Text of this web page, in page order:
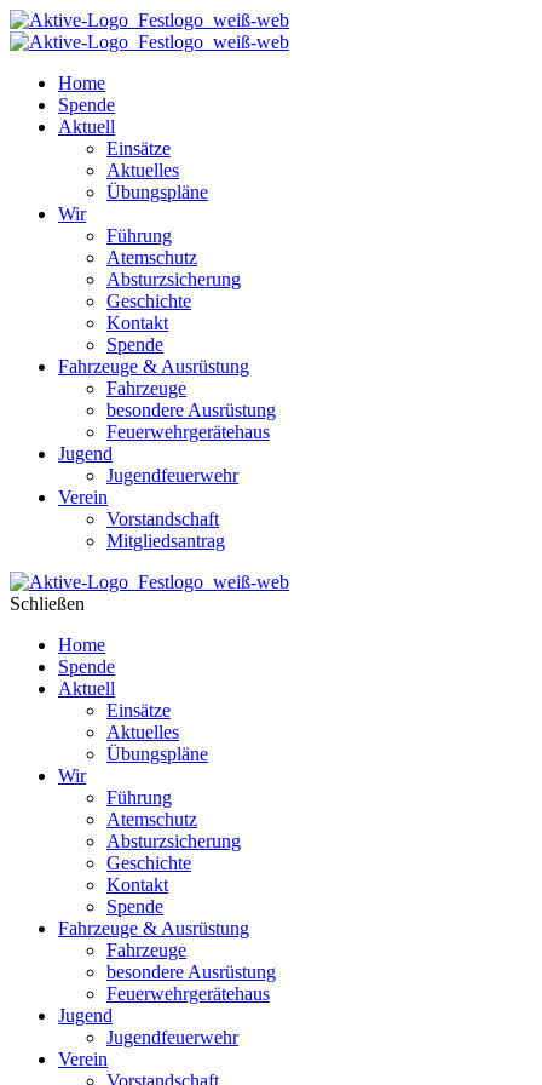
Home
Spende
Aktuell
Einsätze
Aktuelles
Übungspläne
Wir
Führung
Atemschutz
Absturzsicherung
Geschichte
Kontakt
Spende
Fahrzeuge & Ausrüstung
Fahrzeuge
besondere Ausrüstung
Feuerwehrgerätehaus
Jugend
Jugendfeuerwehr
Verein
Vorstandschaft
Mitgliedsantrag
Schließen
Home
Spende
Aktuell
Einsätze
Aktuelles
Übungspläne
Wir
Führung
Atemschutz
Absturzsicherung
Geschichte
Kontakt
Spende
Fahrzeuge & Ausrüstung
Fahrzeuge
besondere Ausrüstung
Feuerwehrgerätehaus
Jugend
Jugendfeuerwehr
Verein
Vorstandschaft